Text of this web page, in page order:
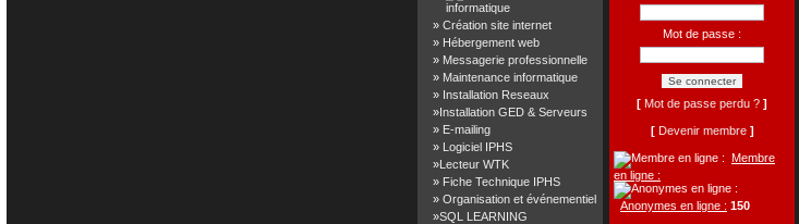
Mot de passe :
[ Mot de passe perdu ? ]
[ Devenir membre]
Membre
en ligne :
Anonymes en ligne : 150
informatique
» Création site internet
» Hébergement web
» Messagerie professionnelle
» Maintenance informatique
» Installation Reseaux
»Installation GED & Serveurs
» E-mailing
» Logiciel IPHS
»Lecteur WTK
» Fiche Technique IPHS
» Organisation et événementiel
»SQL LEARNING